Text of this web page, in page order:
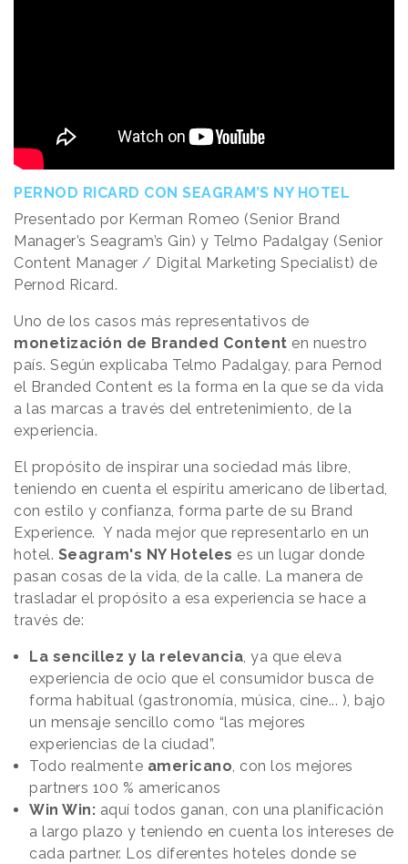
PERNOD RICARD CON SEAGRAM’S NY HOTEL
Presentado por Kerman Romeo (Senior Brand
Manager’s Seagram’s Gin) y Telmo Padalgay (Senior
Content Manager / Digital Marketing Specialist) de
Pernod Ricard.
Uno de los casos más representativos de
monetización de Branded Content en nuestro
país. Según explicaba Telmo Padalgay, para Pernod
el Branded Content es la forma en la que se da vida
a las marcas a través del entretenimiento, de la
experiencia.
El propósito de inspirar una sociedad más libre,
teniendo en cuenta el espíritu americano de libertad,
con estilo y confianza, forma parte de su Brand
Experience. Y nada mejor que representarlo en un
hotel. Seagram's NY Hoteles es un lugar donde
pasan cosas de la vida, de la calle. La manera de
trasladar el propósito a esa experiencia se hace a
través de:
La sencillez y la relevancia, ya que eleva
experiencia de ocio que el consumidor busca de
forma habitual (gastronomía, música, cine... ), bajo
un mensaje sencillo como “las mejores
experiencias de la ciudad”.
Todo realmente americano, con los mejores
partners 100 % americanos
Win Win: aquí todos ganan, con una planificación
a largo plazo y teniendo en cuenta los intereses de
cada partner. Los diferentes hoteles donde se